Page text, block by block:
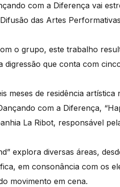
com a Diferença vai
das Artes
o grupo, este trabalho
digressão que conta com
meses de residência
com a Diferença,
La Ribot, responsável
explora diversas áreas,
em consonância com os
movimento em cena.